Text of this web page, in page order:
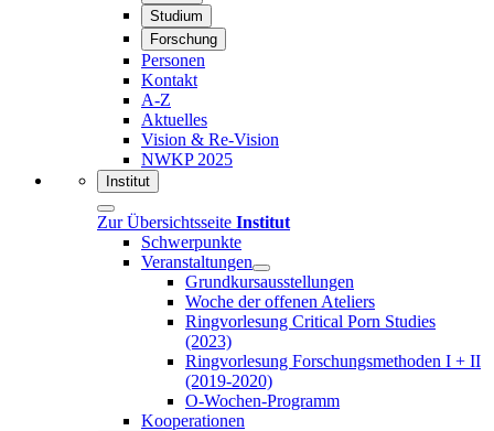
Studium
Forschung
Personen
Kontakt
A-Z
Aktuelles
Vision & Re-Vision
NWKP 2025
Institut
Zur Übersichtsseite Institut
Schwerpunkte
Veranstaltungen
Grundkursausstellungen
Woche der offenen Ateliers
Ringvorlesung Critical Porn Studies
(2023)
Ringvorlesung Forschungsmethoden I + II
(2019-2020)
O-Wochen-Programm
Kooperationen